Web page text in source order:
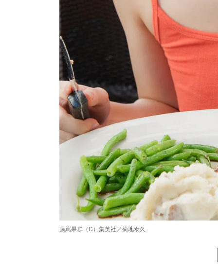
藤嶌果歩（C）集英社／菊地泰久